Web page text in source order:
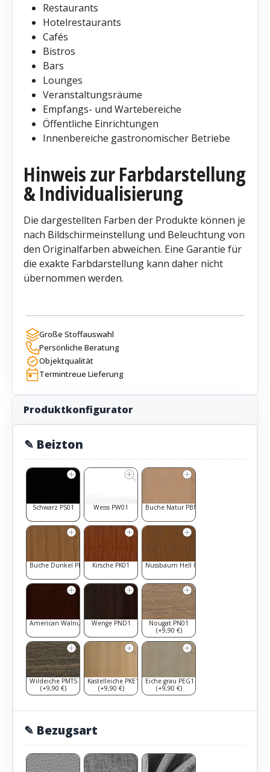
Restaurants
Hotelrestaurants
Cafés
Bistros
Bars
Lounges
Veranstaltungsräume
Empfangs- und Wartebereiche
Öffentliche Einrichtungen
Innenbereiche gastronomischer Betriebe
Hinweis zur Farbdarstellung
& Individualisierung
Die dargestellten Farben der Produkte können je
nach Bildschirmeinstellung und Beleuchtung von
den Originalfarben abweichen. Eine Garantie für
die exakte Farbdarstellung kann daher nicht
übernommen werden.
Große Stoffauswahl
Persönliche Beratung
Objektqualität
Termintreue Lieferung
Produktkonfigurator
✎ Beizton
Schwarz PS01 Weiss PW01 Buche Natur PBN1
Buche Dunkel PBD1 Kirsche PK01 Nussbaum Hell PNH1
American Walnut PAW1Wenge PND1
Nougat PN01
(+9,90 €)
Wildeiche PMTS
(+9,90 €)
Kastelleiche PKE1
(+9,90 €)
Eiche grau PEG1
(+9,90 €)
✎ Bezugsart